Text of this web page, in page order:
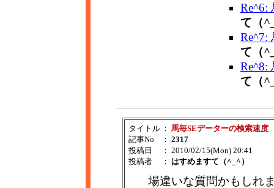
Re^6:
て（
Re^7:
て（
Re^8:
て（
タイトル ： 馬毎SEデーターの検索速度
記事No
： 2317
投稿日
： 2010/02/15(Mon) 20:41
投稿者
： はすめますて（^_^）
場違いな質問かもしれ